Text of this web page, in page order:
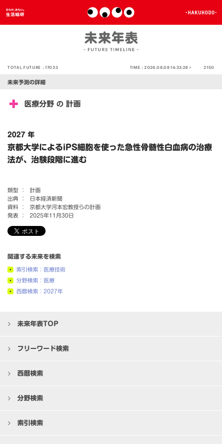
TOTAL FUTURE :17033 TIME :2026.08.08 14:33:28 > 2150
未来予測の詳細
医療分野 の 計画
2027 年
京都大学によるiPS細胞を使った急性骨髄性白血病の治療
法が、治験段階に進む
類型 ：
計画
出典 ：
日本経済新聞
資料 ：
京都大学河本宏教授らの計画
発表 ：
2025年11月30日
関連する未来を検索
索引検索：医療技術
分野検索：医療
西暦検索：2027年
未来年表TOP
フリーワード検索
西暦検索
分野検索
索引検索